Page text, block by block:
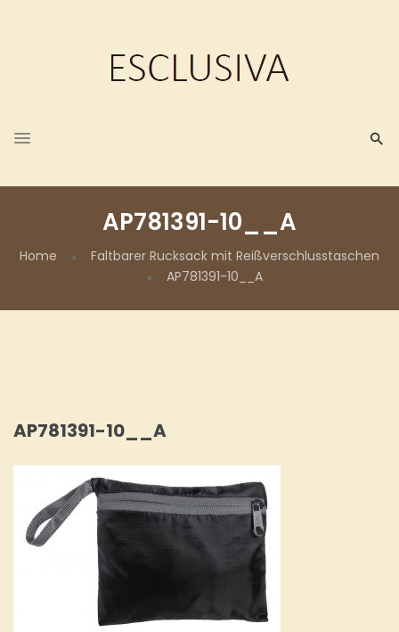
AP781391-10__A
Home
Faltbarer Rucksack mit Reißverschlusstaschen
AP781391-10__A
AP781391-10__A